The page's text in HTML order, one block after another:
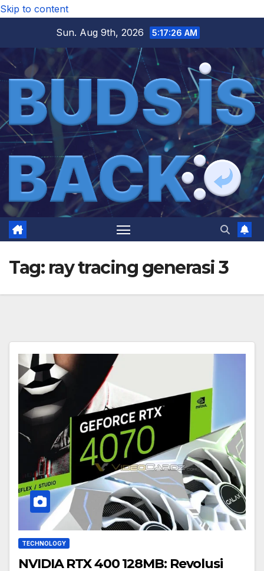
Skip to content
Sun. Aug 9th, 2026
5:17:26 AM
Tag: ray tracing generasi 3
TECHNOLOGY
NVIDIA RTX 400 128MB: Revolusi